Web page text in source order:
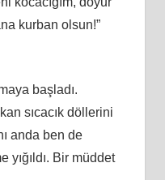
kurban olsun!”
başladı.
sıcacık döllerini
anda ben de
yığıldı. Bir müddet